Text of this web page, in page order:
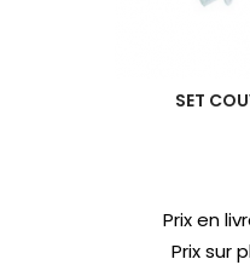
SET
Prix
Prix en
Prix sur